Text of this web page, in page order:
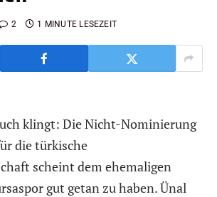
2 1 MINUTE LESEZEIT
klingt: Die Nicht-Nominierung
die türkische
scheint dem ehemaligen
gut getan zu haben. Ünal